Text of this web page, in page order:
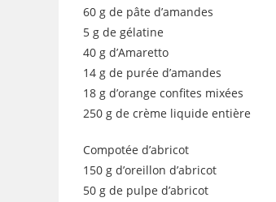
60 g de pâte d’amandes
5 g de gélatine
40 g d’Amaretto
14 g de purée d’amandes
18 g d’orange confites mixées
250 g de crème liquide entière
Compotée d’abricot
150 g d’oreillon d’abricot
50 g de pulpe d’abricot